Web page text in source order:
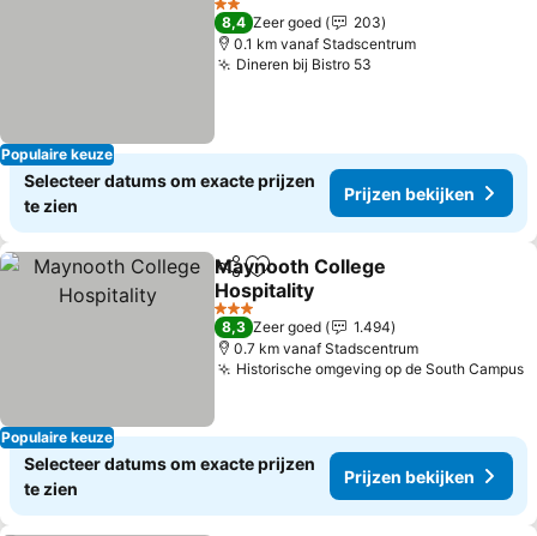
Populaire keuze
2 Sterren
8,4 Zeer goed
203
0.1 km vanaf Stadscentrum
Dineren bij Bistro 53
Selecteer datums om exacte prijzen
te zien
Prijzen bekijken
Populaire keuze
DelenToevoegen aan favorieten
Maynooth College
Hospitality
Prijzen bekijken
3 Sterren
8,3 Zeer goed
1.494
0.7 km vanaf Stadscentrum
Historische omgeving op de South Campus
Selecteer datums om exacte prijzen
te zien
Prijzen bekijken